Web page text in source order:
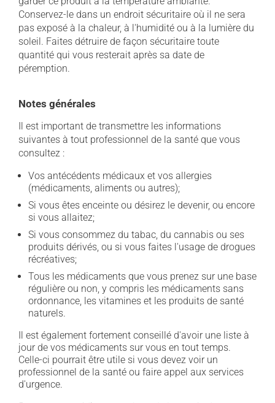
Conservez-le dans un endroit sécuritaire où il ne sera
pas exposé à la chaleur, à l'humidité ou à la lumière du
soleil. Faites détruire de façon sécuritaire toute
quantité qui vous resterait après sa date de
péremption.
Notes générales
Il est important de transmettre les informations
suivantes à tout professionnel de la santé que vous
consultez :
Vos antécédents médicaux et vos allergies
(médicaments, aliments ou autres);
Si vous êtes enceinte ou désirez le devenir, ou encore
si vous allaitez;
Si vous consommez du tabac, du cannabis ou ses
produits dérivés, ou si vous faites l'usage de drogues
récréatives;
Tous les médicaments que vous prenez sur une base
régulière ou non, y compris les médicaments sans
ordonnance, les vitamines et les produits de santé
naturels.
Il est également fortement conseillé d'avoir une liste à
jour de vos médicaments sur vous en tout temps.
Celle-ci pourrait être utile si vous devez voir un
professionnel de la santé ou faire appel aux services
d'urgence.